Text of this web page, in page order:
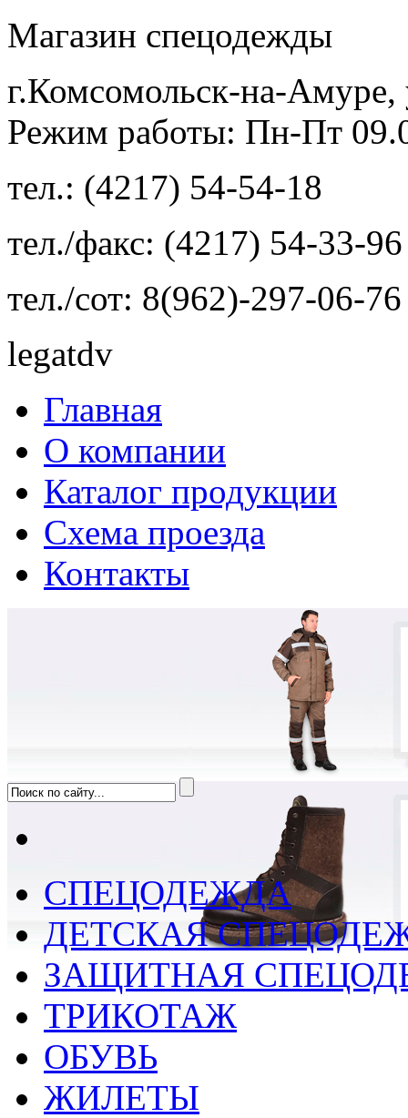
Магазин спецодежды
г.Комсомольск-на-
Режим работы: Пн-Пт
тел.: (4217) 54-54-18
тел./факс: (4217) 54-33-96
тел./сот: 8(962)-297-06-76
legatdv
Главная
О компании
Каталог продукции
Схема проезда
Контакты
СПЕЦОДЕЖДА
ДЕТСКАЯ
ЗАЩИТНАЯ
ТРИКОТАЖ
ОБУВЬ
ЖИЛЕТЫ